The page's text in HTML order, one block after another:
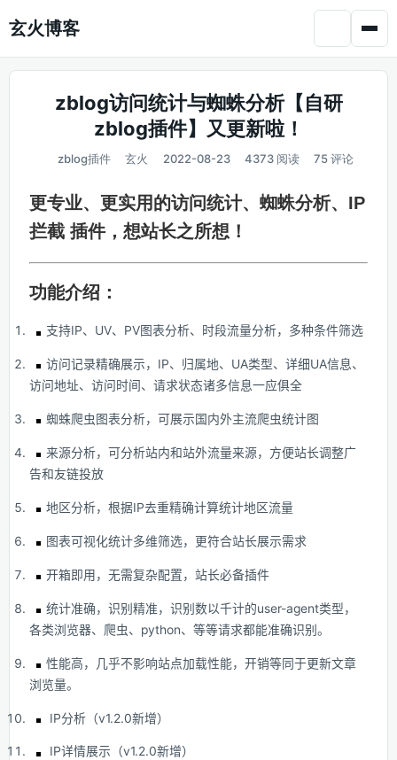
玄火博客
zblog访问统计与蜘蛛分析【自研
zblog插件】又更新啦！
zblog插件 玄火 2022-08-23 4373 阅读 75 评论
更专业、更实用的访问统计、蜘蛛分析、IP
拦截 插件，想站长之所想！
功能介绍：
支持IP、UV、PV图表分析、时段流量分析，多种条件筛选
访问记录精确展示，IP、归属地、UA类型、详细UA信息、
访问地址、访问时间、请求状态诸多信息一应俱全
蜘蛛爬虫图表分析，可展示国内外主流爬虫统计图
来源分析，可分析站内和站外流量来源，方便站长调整广
告和友链投放
地区分析，根据IP去重精确计算统计地区流量
图表可视化统计多维筛选，更符合站长展示需求
开箱即用，无需复杂配置，站长必备插件
统计准确，识别精准，识别数以千计的user-agent类型，
各类浏览器、爬虫、python、等等请求都能准确识别。
性能高，几乎不影响站点加载性能，开销等同于更新文章
浏览量。
IP分析（v1.2.0新增）
IP详情展示（v1.2.0新增）